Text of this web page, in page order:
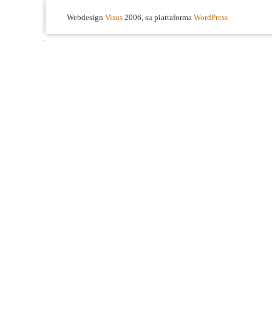
Webdesign Visus 2006, su piattaforma WordPress